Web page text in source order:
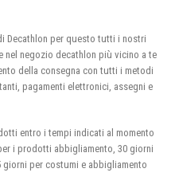
Decathlon per questo tutti i nostri
negozio decathlon più vicino a te
della consegna con tutti i metodi
pagamenti elettronici, assegni e
entro i tempi indicati al momento
i prodotti abbigliamento, 30 giorni
per costumi e abbigliamento